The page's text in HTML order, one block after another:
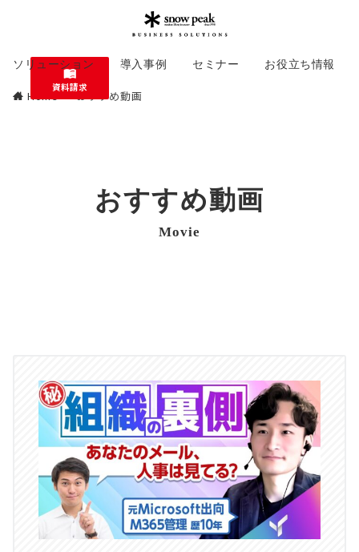
資料請求
ソリューション 導入事例 セミナー お役立ち情報
Home おすすめ動画
おすすめ動画
Movie